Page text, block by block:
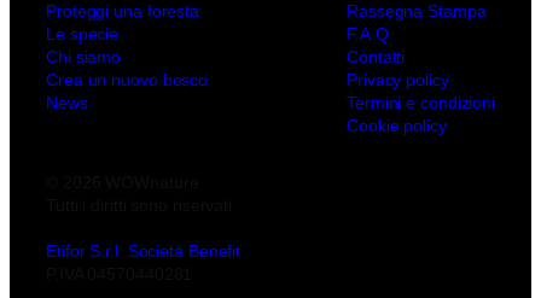
Proteggi una foresta
Le specie
Chi siamo
Crea un nuovo bosco
News
Rassegna Stampa
F.A.Q.
Contatti
Privacy policy
Termini e condizioni
Cookie policy
Etifor S.r.l. Società Benefit